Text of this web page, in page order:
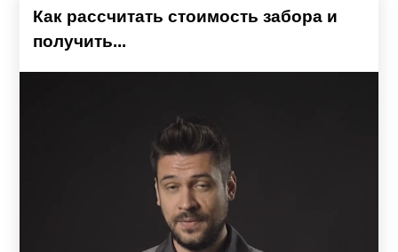
Как рассчитать стоимость забора и
получить...